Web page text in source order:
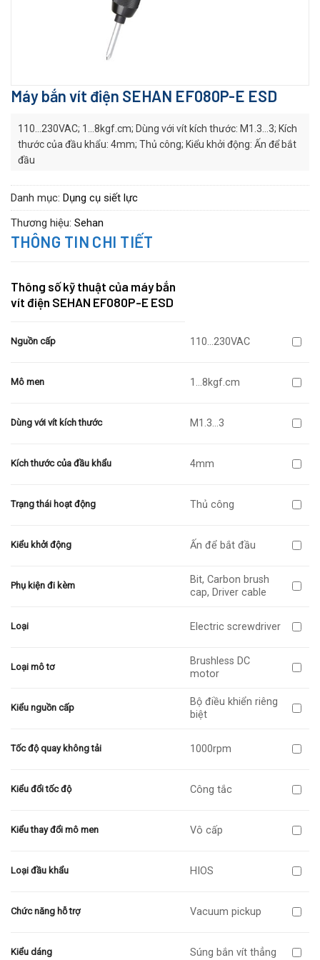
Máy bắn vít điện SEHAN EF080P-E ESD
110…230VAC; 1…8kgf.cm; Dùng với vít kích thước: M1.3…3; Kích
thước của đầu khẩu: 4mm; Thủ công; Kiểu khởi động: Ấn để bắt
đầu
Hãng sản xuất:SEHAN
Series:EF series
Danh mục: Dụng cụ siết lực
Thương hiệu: Sehan
THÔNG TIN CHI TIẾT
Thông số kỹ thuật của máy bắn
vít điện SEHAN EF080P-E ESD
Nguồn cấp 110…230VAC
Mô men 1…8kgf.cm
Dùng với vít kích thước M1.3…3
Kích thước của đầu khẩu 4mm
Trạng thái hoạt động Thủ công
Kiểu khởi động Ấn để bắt đầu
Phụ kiện đi kèm
Bit, Carbon brush
cap, Driver cable
Loại Electric screwdriver
Loại mô tơ
Brushless DC
motor
Kiểu nguồn cấp
Bộ điều khiển riêng
biệt
Tốc độ quay không tải 1000rpm
Kiểu đổi tốc độ Công tắc
Kiểu thay đổi mô men Vô cấp
Loại đầu khẩu HIOS
Chức năng hỗ trợ Vacuum pickup
Kiểu dáng Súng bắn vít thẳng